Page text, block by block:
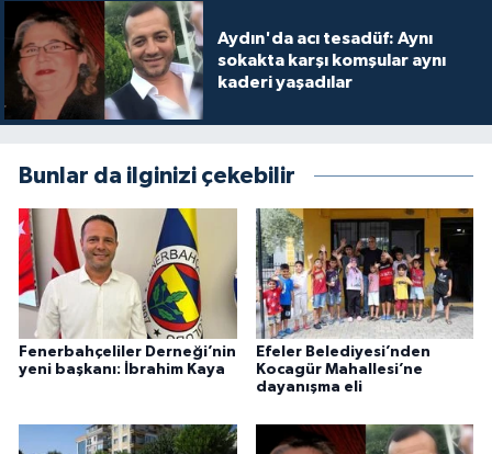
Aydın'da acı tesadüf: Aynı
sokakta karşı komşular aynı
kaderi yaşadılar
Bunlar da ilginizi çekebilir
Fenerbahçeliler Derneği’nin
yeni başkanı: İbrahim Kaya
Efeler Belediyesi’nden
Kocagür Mahallesi’ne
dayanışma eli